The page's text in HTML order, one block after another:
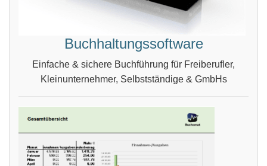
Buchhaltungssoftware
Einfache & sichere Buchführung für Freiberufler,
Kleinunternehmer, Selbstständige & GmbHs